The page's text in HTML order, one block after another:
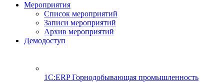
Мероприятия
Список мероприятий
Записи мероприятий
Архив мероприятий
Демодоступ
1С:ERP Горнодобывающая промышленность